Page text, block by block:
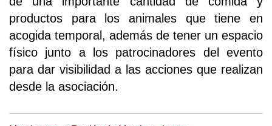
productos para los animales que tiene en
acogida temporal, además de tener un espacio
físico junto a los patrocinadores del evento
para dar visibilidad a las acciones que realizan
desde la asociación.